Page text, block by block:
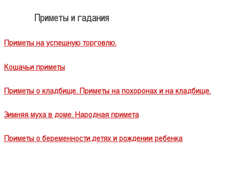
Приметы и гадания
Приметы на успешную торговлю.
Кошачьи приметы
Приметы о кладбище. Приметы на похоронах и на кладбище.
Зимняя муха в доме. Народная примета
Приметы о беременности,детях и рождении ребенка